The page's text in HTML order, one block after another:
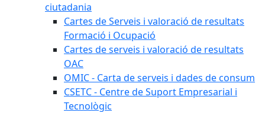
ciutadania
Cartes de Serveis i valoració de resultats
Formació i Ocupació
Cartes de serveis i valoració de resultats
OAC
OMIC - Carta de serveis i dades de consum
CSETC - Centre de Suport Empresarial i
Tecnològic